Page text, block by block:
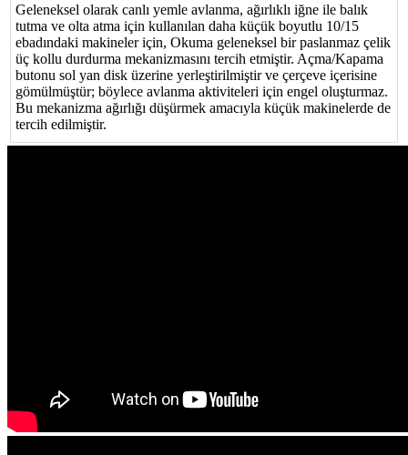
Geleneksel olarak canlı yemle avlanma, ağırlıklı iğne ile balık
tutma ve olta atma için kullanılan daha küçük boyutlu 10/15
ebadındaki makineler için, Okuma geleneksel bir paslanmaz çelik
üç kollu durdurma mekanizmasını tercih etmiştir. Açma/Kapama
butonu sol yan disk üzerine yerleştirilmiştir ve çerçeve içerisine
gömülmüştür; böylece avlanma aktiviteleri için engel oluşturmaz.
Bu mekanizma ağırlığı düşürmek amacıyla küçük makinelerde de
tercih edilmiştir.